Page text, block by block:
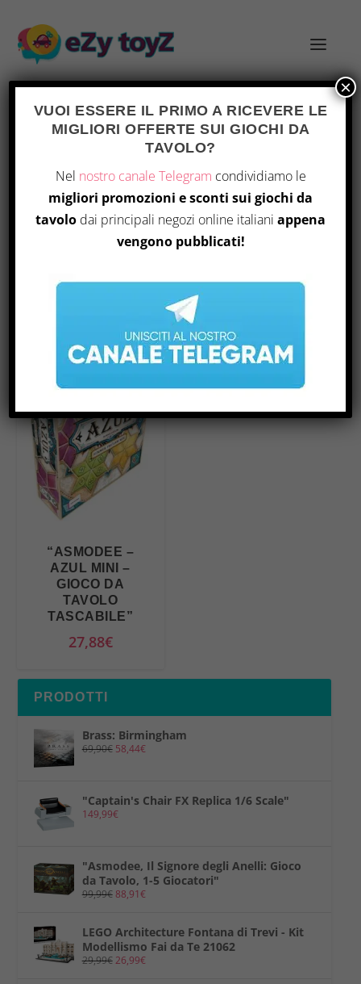
VIAGGIO
Home/ Prodotto Edition / Edizione da
viaggio
Visualizzazione del risultato
“ASMODEE –
AZUL MINI –
GIOCO DA
TAVOLO
TASCABILE”
27,88€
PRODOTTI
Brass: Birmingham
69,90€ 58,44€
"Captain's Chair FX Replica 1/6 Scale"
149,99€
"Asmodee, Il Signore degli Anelli: Gioco
da Tavolo, 1-5 Giocatori"
99,99€88,91€
LEGO Architecture Fontana di Trevi - Kit
Modellismo Fai da Te 21062
29,99€26,99€
VUOI ESSERE IL PRIMO A RICEVERE LE
MIGLIORI OFFERTE SUI GIOCHI DA
TAVOLO?
Nel nostro canale Telegram condividiamo le
migliori promozioni e sconti sui giochi da
tavolo dai principali negozi online italiani appena
vengono pubblicati!
×